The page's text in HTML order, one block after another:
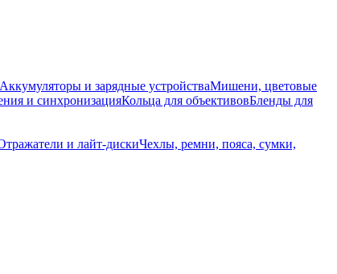
Аккумуляторы и зарядные устройстваМишени, цветовые
и синхронизацияКольца для объективовБленды для
и лайт-дискиЧехлы, ремни, пояса, сумки,